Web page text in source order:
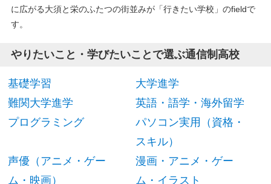
に広がる大須と栄のふたつの街並みが「行きたい学校」のfieldで
す。
やりたいこと・学びたいことで選ぶ通信制高校
基礎学習
大学進学
難関大学進学
英語・語学・海外留学
プログラミング
パソコン実用（資格・
スキル）
声優（アニメ・ゲー
ム・映画）
漫画・アニメ・ゲー
ム・イラスト